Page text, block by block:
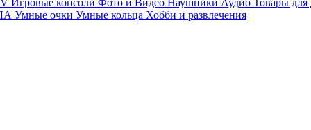
Игровые консоли Фото и Видео Наушники Аудио Товары для
Умные очки Умные кольца Хобби и развлечения